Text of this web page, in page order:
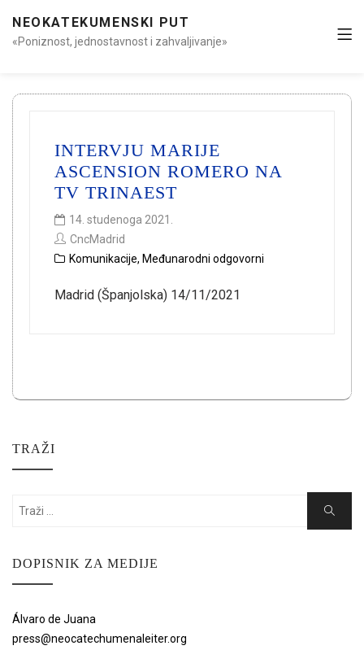
NEOKATEKUMENSKI PUT
«Poniznost, jednostavnost i zahvaljivanje»
INTERVJU MARIJE
ASCENSION ROMERO NA
TV TRINAEST
14. studenoga 2021.
CncMadrid
Komunikacije, Međunarodni odgovorni
Madrid (Španjolska) 14/11/2021
TRAŽI
Search
Search
DOPISNIK ZA MEDIJE
Álvaro de Juana
press@neocatechumenaleiter.org